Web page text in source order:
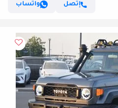
إتصل
واتساب